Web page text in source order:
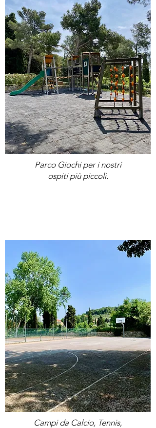
Accessories
Parco Giochi per i nostri
ospiti più piccoli.
Ceramics
Campi da Calcio, Tennis,